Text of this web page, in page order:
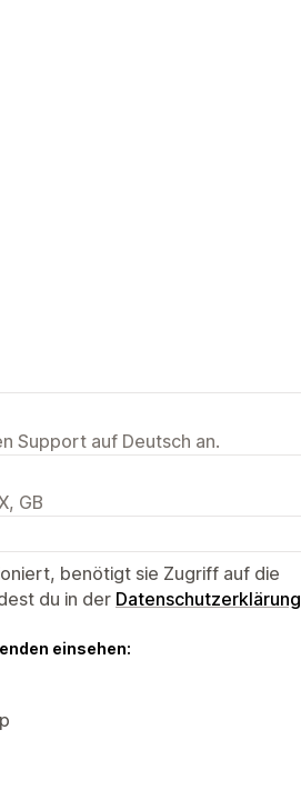
Support auf Deutsch an.
GB
benötigt sie Zugriff auf die
du in der Datenschutzerklärung
einsehen: